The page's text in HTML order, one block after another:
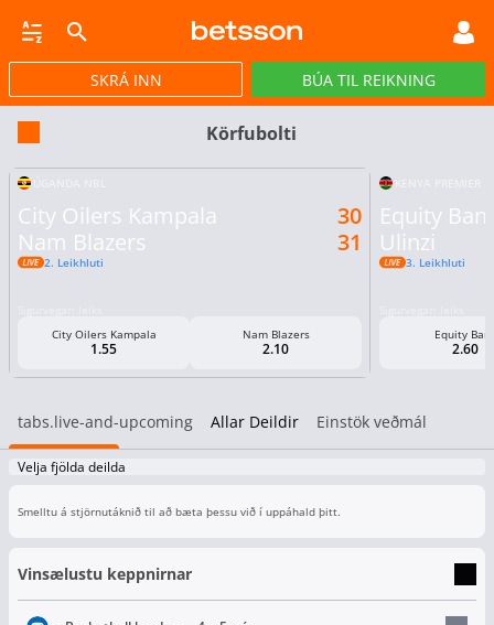
GULLPOTTAR PÓKER TILBOÐ VIRTUAL
SKRÁ INN BÚA TIL REIKNING
Körfubolti
City Oilers Kampala
Nam Blazers
30
31
2. Leikhluti
City Oilers Kampala
1.55
Nam Blazers
2.10
Equity
Ulinzi
3. Leikhluti
Equity
2.60
tabs.live-and-upcoming Allar Deildir Einstök veðmál
Velja fjölda deilda
Smelltu á stjörnutáknið til að bæta þessu við í uppáhald þitt.
Vinsælustu keppnirnar